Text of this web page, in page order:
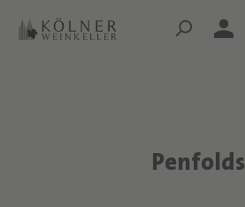
Zum Hauptinhalt springen
Zum Hauptinhalt springen
Penfolds